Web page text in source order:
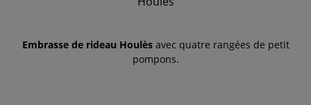
Embrasse de rideau Houlèsavec quatre rangées de petit
pompons.